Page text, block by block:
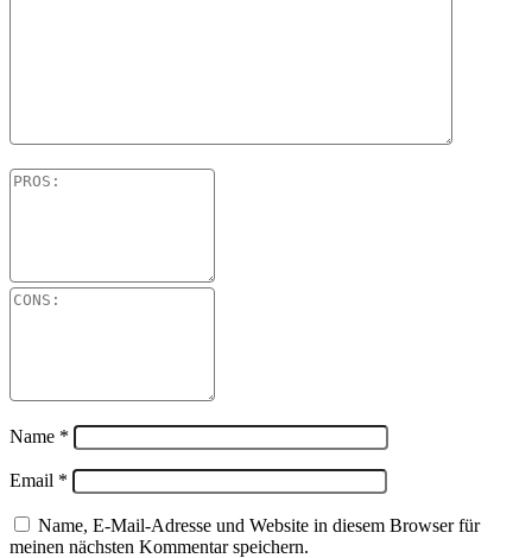
Name *
Email *
Name, E-Mail-Adresse und Website in diesem Browser für
meinen nächsten Kommentar speichern.